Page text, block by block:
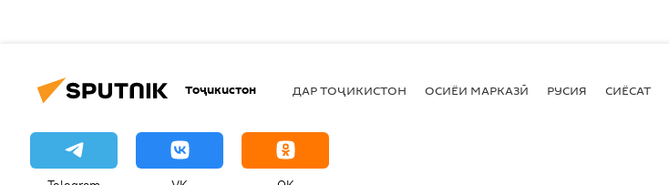
Тоҷикистон ДАР ТОҶИКИСТОН ОСИЁИ МАРКАЗӢ РУСИЯ СИЁСАТ